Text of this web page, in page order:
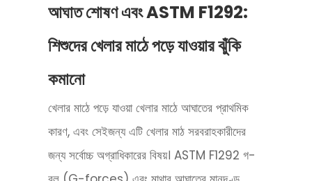
আঘাত শোষণ এবং ASTM F1292:
শিশুদের খেলার মাঠে পড়ে যাওয়ার ঝুঁকি
কমানো
খেলার মাঠে পড়ে যাওয়া খেলার মাঠে আঘাতের প্রাথমিক
কারণ, এবং সেইজন্য এটি খেলার মাঠ সরবরাহকারীদের
জন্য সর্বোচ্চ অগ্রাধিকারের বিষয়। ASTM F1292 গ-